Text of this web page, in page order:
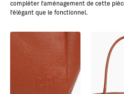
compléter l’aménagement de cette
l’élégant que le fonctionnel.